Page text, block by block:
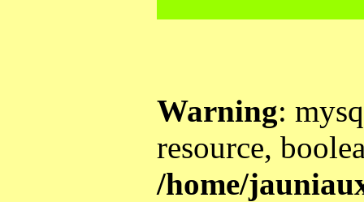
Warning:
resource,
/home/